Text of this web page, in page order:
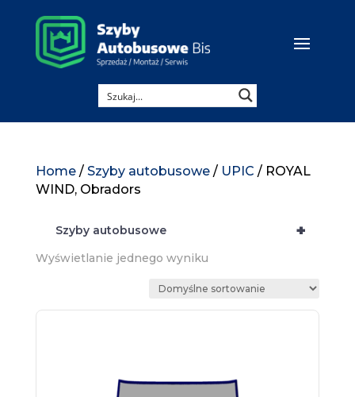
Home/ Szyby autobusowe/ UPIC / ROYAL
WIND, Obradors
+
Szyby autobusowe
Wyświetlanie jednego wyniku